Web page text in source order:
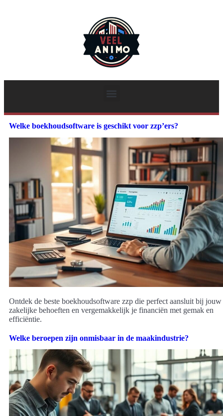
Welke boekhoudsoftware is geschikt voor zzp’ers?
Ontdek de beste boekhoudsoftware zzp die perfect aansluit bij jouw
zakelijke behoeften en vergemakkelijk je financiën met gemak en
efficiëntie.
Welke beroepen zijn onmisbaar in de maakindustrie?